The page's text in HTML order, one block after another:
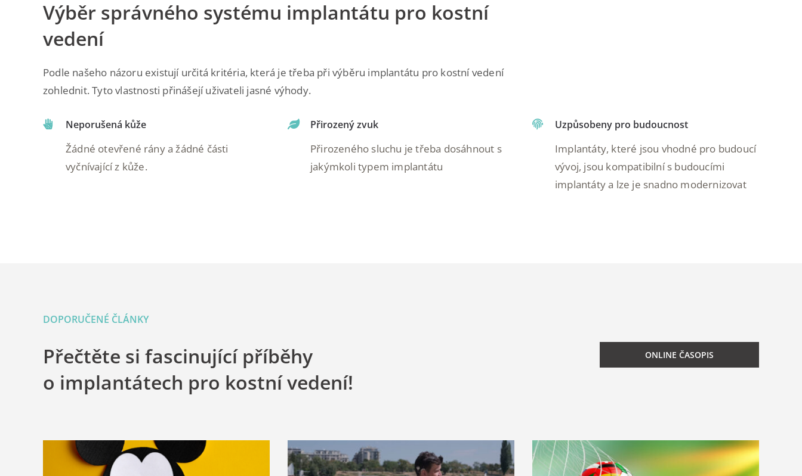
Výběr správného systému implantátu pro kostní
vedení
Podle našeho názoru existují určitá kritéria, která je třeba při výběru implantátu pro kostní vedení
zohlednit. Tyto vlastnosti přinášejí uživateli jasné výhody.
Neporušená kůže
Žádné otevřené rány a žádné části
vyčnívající z kůže.
Přirozený zvuk
Přirozeného sluchu je třeba dosáhnout s
jakýmkoli typem implantátu
Uzpůsobeny pro budoucnost
Implantáty, které jsou vhodné pro budoucí
vývoj, jsou kompatibilní s budoucími
implantáty a lze je snadno modernizovat
DOPORUČENÉ ČLÁNKY
Přečtěte si fascinující příběhy
o implantátech pro kostní vedení!
ONLINE ČASOPIS